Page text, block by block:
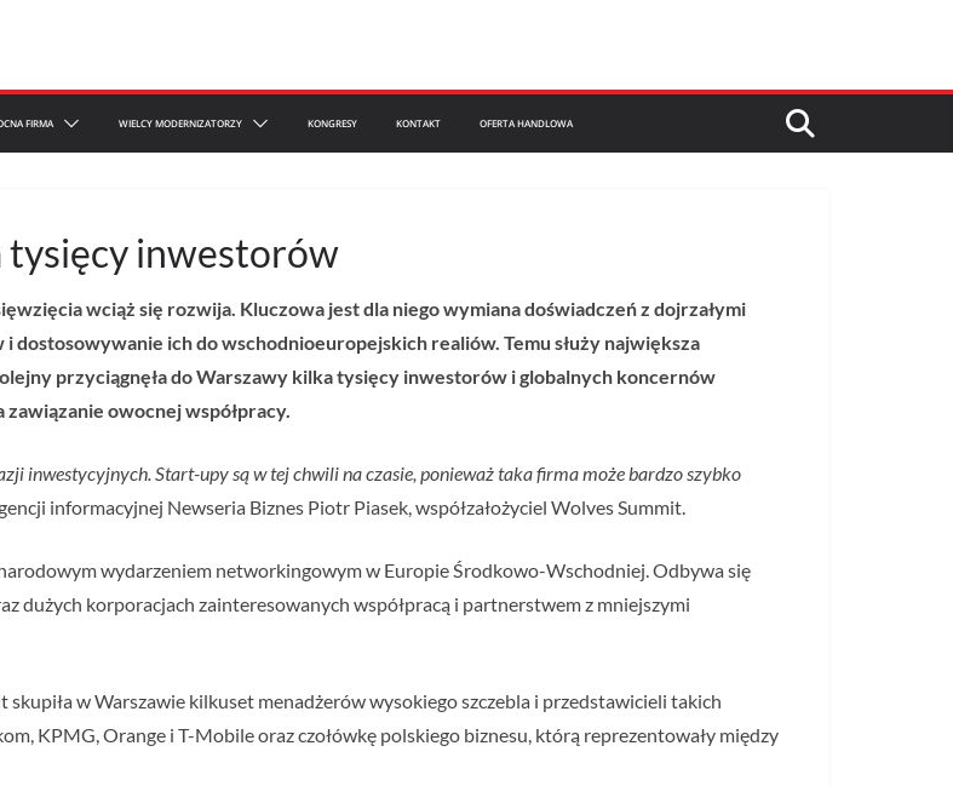
FIRMA WIELCY MODERNIZATORZY KONGRESY KONTAKT OFERTA HANDLOWA
tysięcy inwestorów
wciąż się rozwija. Kluczowa jest dla niego wymiana doświadczeń z dojrzałymi
ich do wschodnioeuropejskich realiów. Temu służy największa
przyciągnęła do Warszawy kilka tysięcy inwestorów i globalnych koncernów
zawiązanie owocnej współpracy.
inwestycyjnych. Start-upy są w tej chwili na czasie, ponieważ taka firma może bardzo szybko
informacyjnej Newseria Biznes Piotr Piasek, współzałożyciel Wolves Summit.
wydarzeniem networkingowym w Europie Środkowo-Wschodniej. Odbywa się
dużych korporacjach zainteresowanych współpracą i partnerstwem z mniejszymi
w Warszawie kilkuset menadżerów wysokiego szczebla i przedstawicieli takich
KPMG, Orange i T-Mobile oraz czołówkę polskiego biznesu, którą reprezentowały między